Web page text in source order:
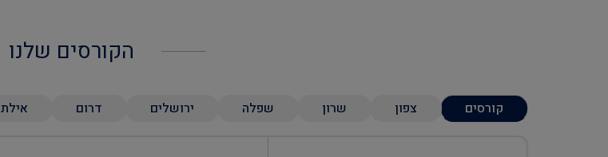
הקורסים שלנו
קורסים צפון שרון שפלה ירושלים דרום אילת